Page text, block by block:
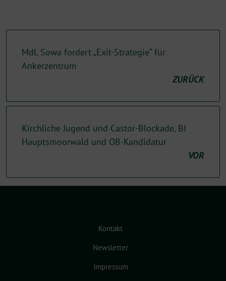
MdL Sowa fordert „Exit-Strategie“ für
Ankerzentrum
ZURÜCK
Kirchliche Jugend und Castor-Blockade, BI
Hauptsmoorwald und OB-Kandidatur
VOR
Kontakt
Newsletter
Impressum